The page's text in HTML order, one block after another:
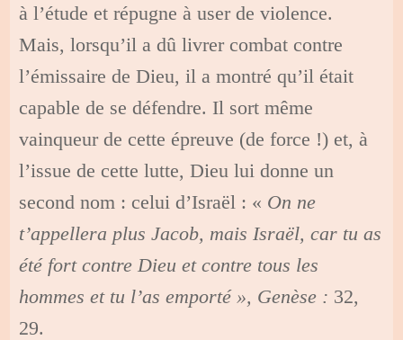
à l’étude et répugne à user de violence.
Mais, lorsqu’il a dû livrer combat contre
l’émissaire de Dieu, il a montré qu’il était
capable de se défendre. Il sort même
vainqueur de cette épreuve (de force !) et, à
l’issue de cette lutte, Dieu lui donne un
second nom : celui d’Israël : « On ne
t’appellera plus Jacob, mais Israël, car tu as
été fort contre Dieu et contre tous les
hommes et tu l’as emporté », Genèse : 32,
29.